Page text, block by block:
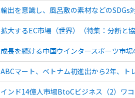
輸出を意識し、風呂敷の素材などのSDGs
拡大するEC市場（世界）（特集：分断と
成長を続ける中国ウインタースポーツ市場
ABCマート、ベトナム初進出から2年、ト
インド14億人市場BtoCビジネス（2）ワ